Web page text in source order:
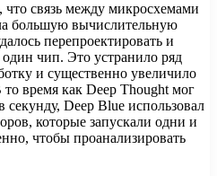
связь между микросхемами
большую вычислительную
перепроектировать и
чип. Это устранило ряд
и существенно увеличило
время как Deep Thought мог
секунду, Deep Blue использовал
которые запускали одни и
чтобы проанализировать